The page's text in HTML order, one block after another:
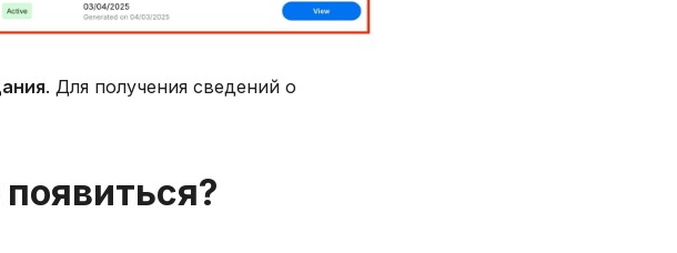
. Для получения сведений о